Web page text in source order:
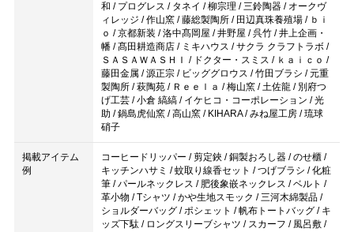
和 / プログレス / タネイ / 柳宗理 / 三鈴陶器 / オークヴ
ィレッジ / 作山窯 / 藤総製陶所 / 田辺真珠養殖場 / ｂｉ
ｏ / 京都新装 / 洛中髙岡屋 / 井野屋 / 呉竹 / 井上企画・
幡 / 髙田耕造商店 / ミキハウス / サクラ クラフトラボ /
ＳＡＳＡＷＡＳＨＩ / ドクター・スミス / ｋａｉｃｏ /
藤田金属 / 源正宗 / ビッググロウス / 竹田ブラシ / 元重
製陶所 / 萩陶苑 / Ｒｅｅｌａ / 梅山窯 / 土佐龍 / 別府つ
げ工芸 / 小倉 縞縞 / イケヒコ・コーポレーション / 光
助 / 鍋島虎仙窯 / 高山窯 / KIHARA / みね屋工房 / 琉球
硝子
掲載アイテム
例
コーヒードリッパー / 剪定鋏 / 銅製おろし器 / のせ櫃 /
キッチンハサミ / 蚊取り線香セット / つげブラシ / 化粧
筆 / パールネックレス / 肥後象嵌ネックレス / ベルト /
革小物 / Tシャツ / かや生地スモック / 三河木綿製品 /
ショルダーバッグ / ポシェット / 帆布トートバッグ / キ
ッズ下駄 / ロングスリーブシャツ / スカーフ / 風呂敷 /